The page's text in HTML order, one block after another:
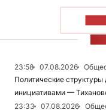
23:58 07.08.2026
Политические
инициативами —
23:33
07.08.2026